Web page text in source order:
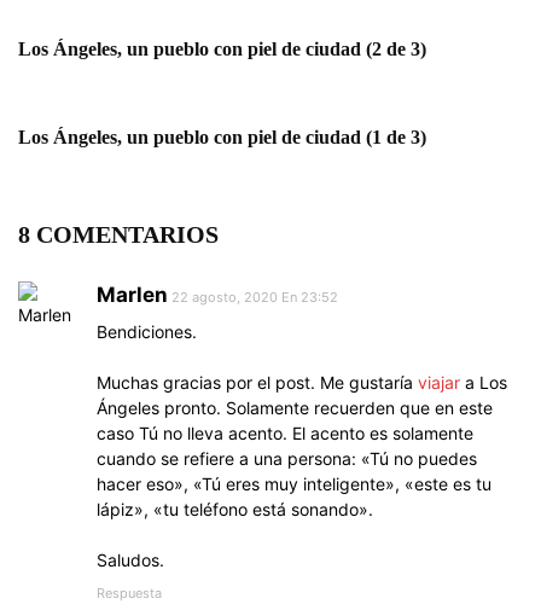
Los Ángeles, un pueblo con piel de ciudad (2 de 3)
Los Ángeles, un pueblo con piel de ciudad (1 de 3)
8 COMENTARIOS
Marlen 22 agosto, 2020 En 23:52
Bendiciones.
Muchas gracias por el post. Me gustaría viajar a Los
Ángeles pronto. Solamente recuerden que en este
caso Tú no lleva acento. El acento es solamente
cuando se refiere a una persona: «Tú no puedes
hacer eso», «Tú eres muy inteligente», «este es tu
lápiz», «tu teléfono está sonando».
Saludos.
Respuesta